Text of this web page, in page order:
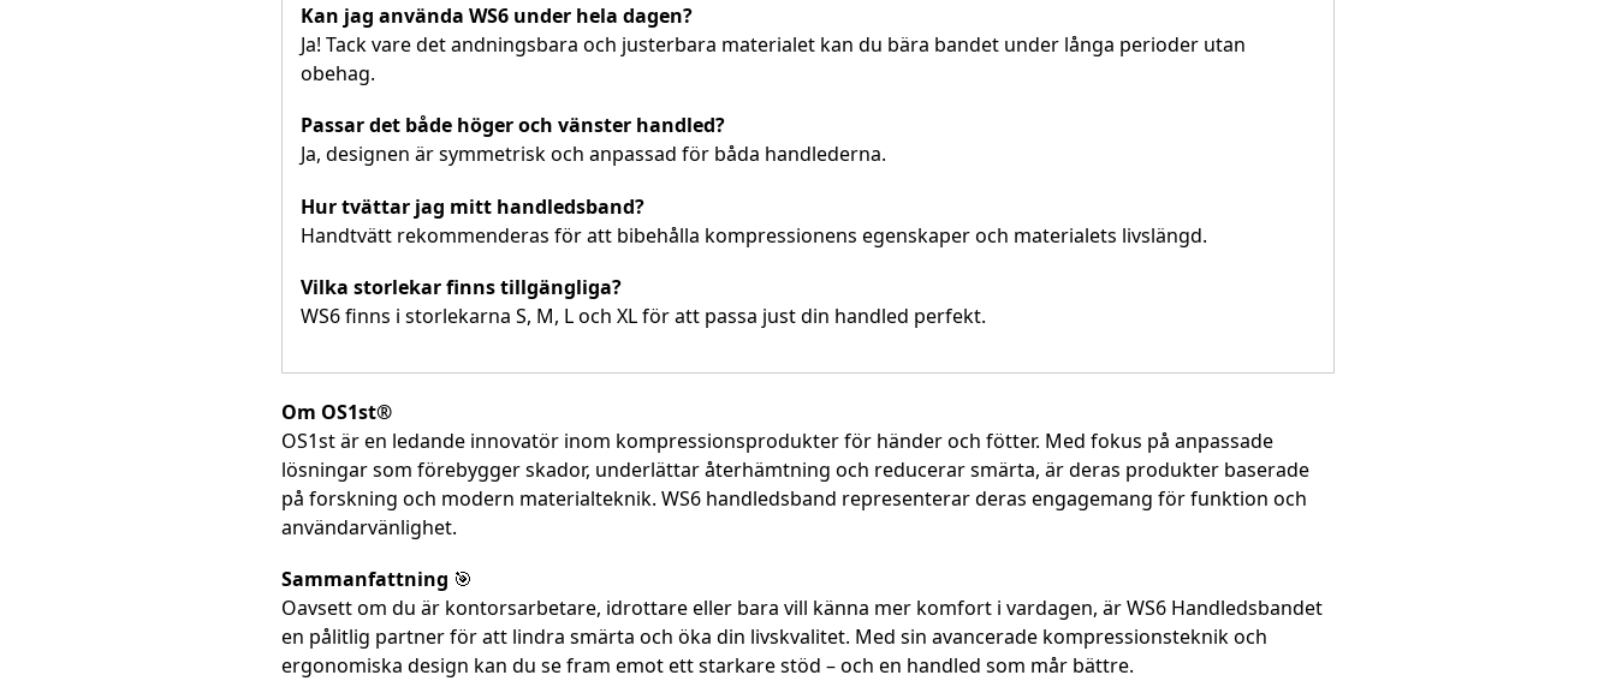
Kan jag använda WS6 under hela dagen?
Ja! Tack vare det andningsbara och justerbara materialet kan du bära bandet under långa perioder utan
obehag.
Passar det både höger och vänster handled?
Ja, designen är symmetrisk och anpassad för båda handlederna.
Hur tvättar jag mitt handledsband?
Handtvätt rekommenderas för att bibehålla kompressionens egenskaper och materialets livslängd.
Vilka storlekar finns tillgängliga?
WS6 finns i storlekarna S, M, L och XL för att passa just din handled perfekt.
Om OS1st®
OS1st är en ledande innovatör inom kompressionsprodukter för händer och fötter. Med fokus på anpassade
lösningar som förebygger skador, underlättar återhämtning och reducerar smärta, är deras produkter baserade
på forskning och modern materialteknik. WS6 handledsband representerar deras engagemang för funktion och
användarvänlighet.
Sammanfattning 🎯
Oavsett om du är kontorsarbetare, idrottare eller bara vill känna mer komfort i vardagen, är WS6 Handledsbandet
en pålitlig partner för att lindra smärta och öka din livskvalitet. Med sin avancerade kompressionsteknik och
ergonomiska design kan du se fram emot ett starkare stöd – och en handled som mår bättre.